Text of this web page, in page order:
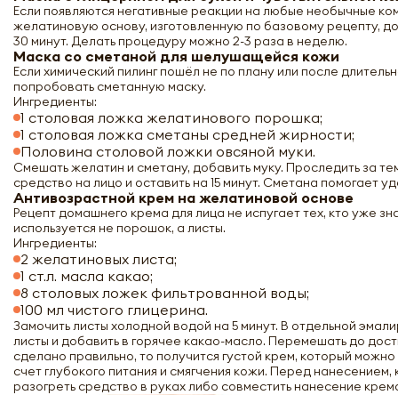
Если появляются негативные реакции на любые необычные
желатиновую основу, изготовленную по базовому рецепту,
30 минут. Делать процедуру можно 2-3 раза в неделю.
Маска со сметаной для шелушащейся кожи
Если химический пилинг пошёл не по плану или после
попробовать сметанную маску.
Ингредиенты:
1 столовая ложка желатинового порошка;
1 столовая ложка сметаны средней жирности;
Половина столовой ложки овсяной муки.
Смешать желатин и сметану, добавить муку. Проследить за
средство на лицо и оставить на 15 минут. Сметана помогает
Антивозрастной крем на желатиновой основе
Рецепт домашнего крема для лица не испугает тех, кто уже
используется не порошок, а листы.
Ингредиенты:
2 желатиновых листа;
1 ст.л. масла какао;
8 столовых ложек фильтрованной воды;
100 мл чистого глицерина.
Замочить листы холодной водой на 5 минут. В отдельной
листы и добавить в горячее какао-масло. Перемешать до
сделано правильно, то получится густой крем, который
счет глубокого питания и смягчения кожи. Перед
разогреть средство в руках либо совместить нанесение